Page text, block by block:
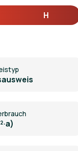
H